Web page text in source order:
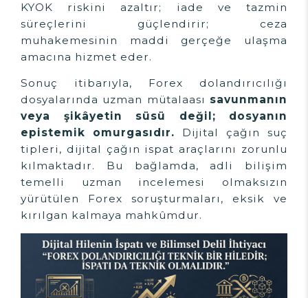
KYOK riskini azaltır; iade ve tazmin
süreçlerini güçlendirir; ceza
muhakemesinin maddi gerçeğe ulaşma
amacına hizmet eder.
Sonuç itibarıyla, Forex dolandırıcılığı
dosyalarında uzman mütalaası savunmanın
veya şikâyetin süsü değil; dosyanın
epistemik omurgasıdır. Dijital çağın suç
tipleri, dijital çağın ispat araçlarını zorunlu
kılmaktadır. Bu bağlamda, adli bilişim
temelli uzman incelemesi olmaksızın
yürütülen Forex soruşturmaları, eksik ve
kırılgan kalmaya mahkûmdur.